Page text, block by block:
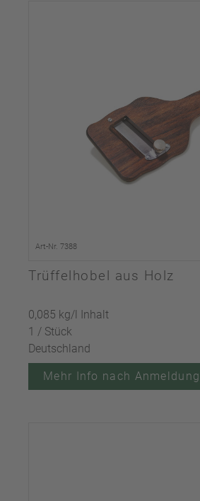
Art-Nr. 7388
Trüffelhobel aus Holz
0,085 kg/l Inhalt
1 / Stück
Deutschland
Mehr Info nach Anmeldung